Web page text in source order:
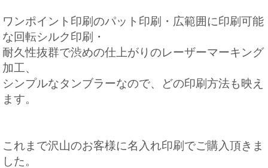
ワンポイント印刷のパット印刷・広範囲に印刷可能
な回転シルク印刷・
耐久性抜群で渋めの仕上がりのレーザーマーキング
加工、
シンプルなタンブラーなので、どの印刷方法も映え
ます。
これまで沢山のお客様に名入れ印刷でご購入頂きま
した。